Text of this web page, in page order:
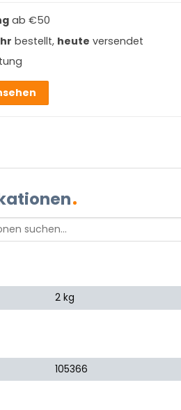
ab €50
bestellt, heute versendet
2 kg
105366